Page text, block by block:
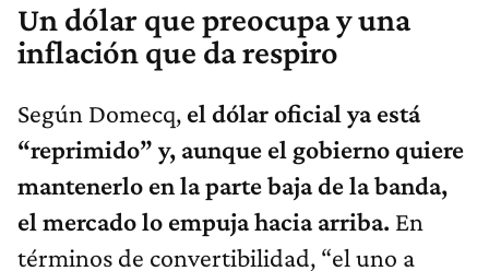
Un dólar que preocupa y una
inflación que da respiro
Según Domecq, el dólar oficial ya está
“reprimido” y, aunque el gobierno quiere
mantenerlo en la parte baja de la banda,
el mercado lo empuja hacia arriba. En
términos de convertibilidad, “el uno a